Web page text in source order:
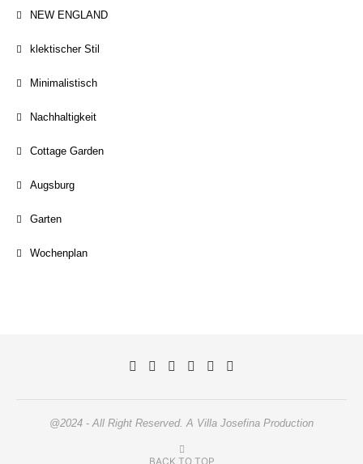
NEW ENGLAND
klektischer Stil
Minimalistisch
Nachhaltigkeit
Cottage Garden
Augsburg
Garten
Wochenplan
@2024 - All Right Reserved. A Villa Josefina Production
BACK TO TOP